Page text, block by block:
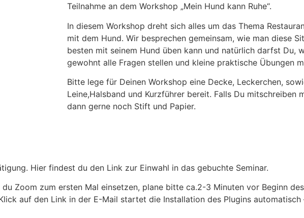
Teilnahme an dem Workshop „Mein Hund kann Ruhe“.
In diesem Workshop dreht sich alles um das Thema
mit dem Hund. Wir besprechen gemeinsam, wie man diese
besten mit seinem Hund üben kann und natürlich darfst Du,
gewohnt alle Fragen stellen und kleine praktische Übungen
Bitte lege für Deinen Workshop eine Decke, Leckerchen,
Leine,Halsband und Kurzführer bereit. Falls Du mitschreiben
dann gerne noch Stift und Papier.
Hier findest du den Link zur Einwahl in das gebuchte Seminar.
Zoom zum ersten Mal einsetzen, plane bitte ca.2-3 Minuten vor Beginn
auf den Link in der E-Mail startet die Installation des Plugins automatisch